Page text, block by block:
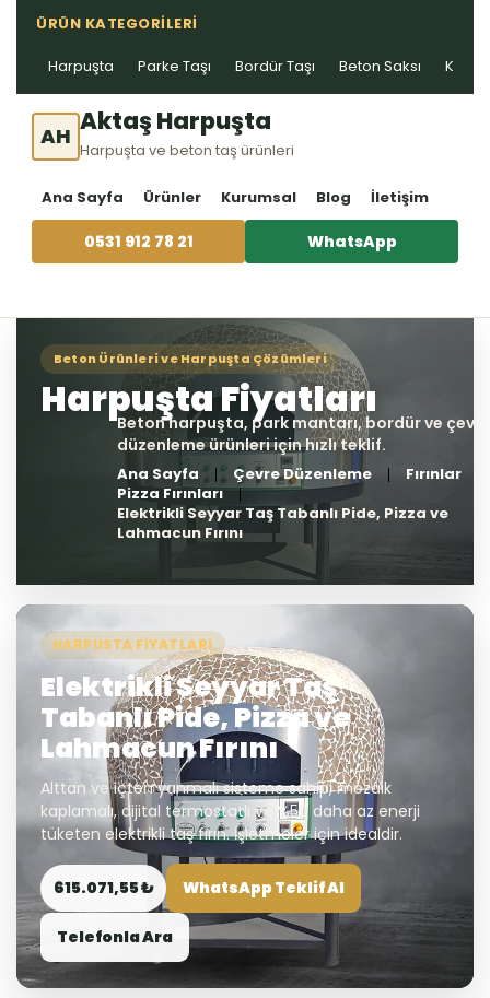
ÜRÜN KATEGORILERI
Harpuşta Parke Taşı Bordür Taşı Beton Saksı Kablo
AH Aktaş Harpuşta
Harpuşta ve beton taş ürünleri
Ana Sayfa Ürünler Kurumsal Blog İletişim
0531 912 78 21 WhatsApp
Ana Sayfa Çevre Düzenleme
Fırınlar
Pizza Fırınları
Elektrikli Seyyar Taş Tabanlı Pide, Pizza ve
Lahmacun Fırını
HARPUSTA FIYATLARI
Elektrikli Seyyar Taş
Tabanlı Pide, Pizza ve
Lahmacun Fırını
Alttan ve içten yanmalı sisteme sahip, mozaik
kaplamalı, dijital termostatlı ve %50 daha az enerji
tüketen elektrikli taş fırın. İşletmeler için idealdir.
615.071,55 ₺ WhatsApp Teklif Al
Telefonla Ara